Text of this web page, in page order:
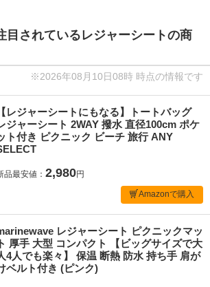
目されているレジャーシートの商
※2026年08月10日08時 時点の情報です
【レジャーシートにもなる】トートバッグ
ジャーシート 2WAY 撥水 直径100cm ポケ
ト付き ピクニック ビーチ 旅行 ANY
品最安値： 2,980円
Amazonで購入
レジャーシート ピクニックマッ
ト 厚手 大型 コンパクト 【ビッグサイズで大
4人でも楽々】 保温 断熱 防水 持ち手 肩が
ベルト付き (ピンク)